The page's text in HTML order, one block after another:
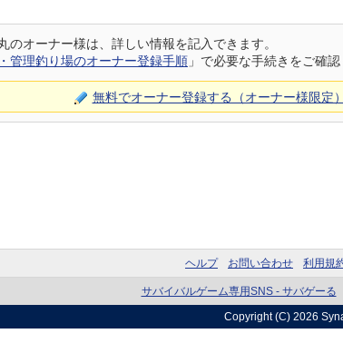
のオーナー様は、詳しい情報を記入できます。
管理釣り場のオーナー登録手順 」で必要な手続きをご確認
無料でオーナー登録する（オーナー様限定）
ヘルプ お問い合わせ 利用規
サバイバルゲーム専用SNS - サバゲーる
Copyright (C) 2026